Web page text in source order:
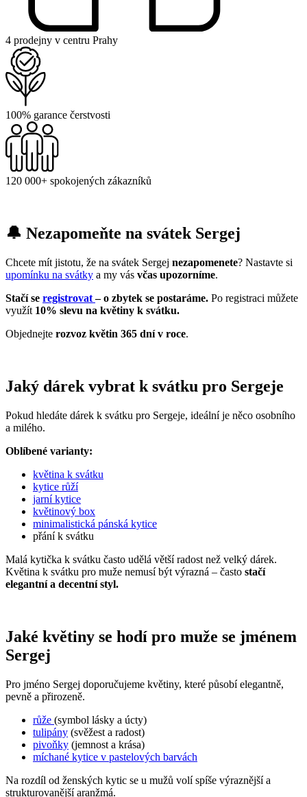
4 prodejny v centru Prahy
100% garance čerstvosti
120 000+ spokojených zákazníků
🔔 Nezapomeňte na svátek Sergej
Chcete mít jistotu, že na svátek Sergej nezapomenete? Nastavte si
upomínku na svátky a my vás včas upozorníme.
Stačí se registrovat– o zbytek se postaráme. Po registraci můžete
využít 10% slevu na květiny k svátku.
Objednejte rozvoz květin 365 dní v roce.
Jaký dárek vybrat k svátku pro Sergeje
Pokud hledáte dárek k svátku pro Sergeje, ideální je něco osobního
a milého.
Oblíbené varianty:
květina k svátku
kytice růží
jarní kytice
květinový box
minimalistická pánská kytice
přání k svátku
Malá kytička k svátku často udělá větší radost než velký dárek.
Květina k svátku pro muže nemusí být výrazná – často stačí
elegantní a decentní styl.
Jaké květiny se hodí pro muže se jménem
Sergej
Pro jméno Sergej doporučujeme květiny, které působí elegantně,
pevně a přirozeně.
růže (symbol lásky a úcty)
tulipány (svěžest a radost)
pivoňky (jemnost a krása)
míchané kytice v pastelových barvách
Na rozdíl od ženských kytic se u mužů volí spíše výraznější a
strukturovanější aranžmá.